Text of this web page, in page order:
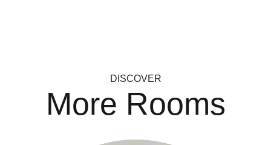
DISCOVER
More Rooms